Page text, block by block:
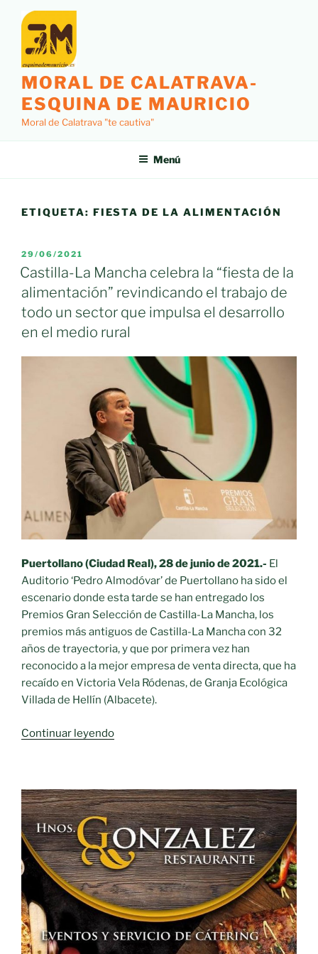
contenido
MORAL DE CALATRAVA-
ESQUINA DE MAURICIO
Moral de Calatrava "te cautiva"
Menú
ETIQUETA: FIESTA DE LA ALIMENTACIÓN
PUBLICADO
EL
29/06/2021
Castilla-La Mancha celebra la “fiesta de la
alimentación” revindicando el trabajo de
todo un sector que impulsa el desarrollo
en el medio rural
Puertollano (Ciudad Real), 28 de junio de 2021.- El
Auditorio ‘Pedro Almodóvar’ de Puertollano ha sido el
escenario donde esta tarde se han entregado los
Premios Gran Selección de Castilla-La Mancha, los
premios más antiguos de Castilla-La Mancha con 32
años de trayectoria, y que por primera vez han
reconocido a la mejor empresa de venta directa, que ha
recaído en Victoria Vela Ródenas, de Granja Ecológica
Villada de Hellín (Albacete).
Continuar leyendo«Castilla-
la
“fiesta
de
la
alimentación”
revindicando
el
trabajo
de